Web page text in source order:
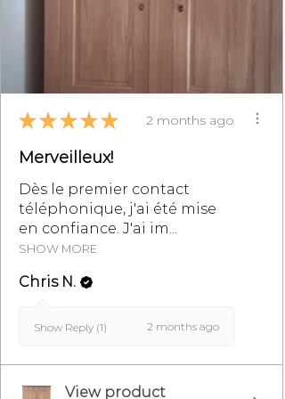
★ ★ ★ ★ ★ 2 months ago
Merveilleux!
Dès le premier contact
téléphonique, j'ai été mise
en confiance. J'ai im...
SHOW MORE
Chris N.
Show Reply (1) 2 months ago
View product